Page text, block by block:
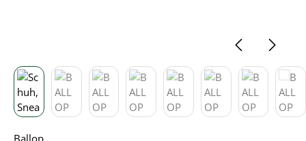
Ballop